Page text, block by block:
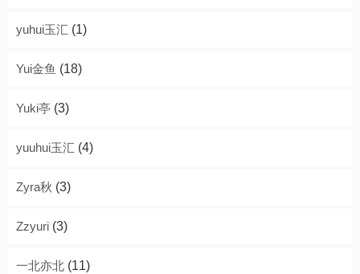
yuhui玉汇 (1)
Yui金鱼 (18)
Yuki亭 (3)
yuuhui玉汇 (4)
Zyra秋 (3)
Zzyuri (3)
一北亦北 (11)